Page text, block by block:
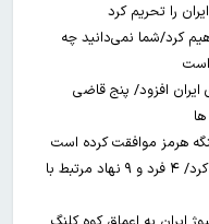
کرد/شما نمی‌دانید چه
است
ایران افزود/ پنج قاضی
هرمز موافقت کرده است
آمریکا تحریم‌های جدیدی علیه ایران اعمال کرد/ ۴ فرد و ۹ نهاد مرتبط با